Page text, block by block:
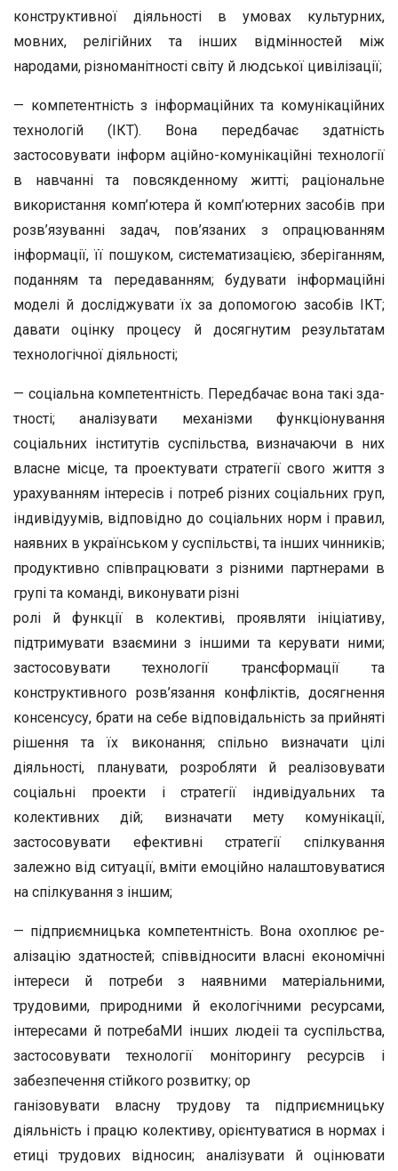
конструктивної діяльності в умовах культурних,
мовних, релігійних та інших відмінностей між
народами, різно­манітності світу й людської цивілізації;
— компетентність з інформаційних та комунікаційних
технологій (ІКТ). Вона передбачає здатність
застосовувати інформ аційно-комунікаційні технології
в навчанні та повсякденному житті; раціональне
використання комп’ю­тера й комп’ютерних засобів при
розв’язуванні задач, по­в’язаних з опрацюванням
інформації, її пошуком, система­тизацією, зберіганням,
поданням та передаванням; будува­ти інформаційні
моделі й досліджувати їх за допомогою засобів ІКТ;
давати оцінку процесу й досягнутим результа­там
технологічної діяльності;
— соціальна компетентність. Передбачає вона такі зда­
тності; аналізувати механізми функціонування
соціальних інститутів суспільства, визначаючи в них
власне місце, та проектувати стратегії свого життя з
урахуванням інтересів і потреб різних соціальних груп,
індивідуумів, відповідно до соціальних норм і правил,
наявних в українськом у суспільстві, та інших чинників;
продуктивно співпрацюва­ти з різними партнерами в
групі та команді, виконувати різні
ролі й функції в колективі, проявляти ініціативу,
підтри­мувати взаємини з іншими та керувати ними;
застосовува­ти технології трансформації та
конструктивного розв’язан­ня конфліктів, досягнення
консенсусу, брати на себе відпо­відальність за прийняті
рішення та їх виконання; спільно визначати цілі
діяльності, планувати, розробляти й реалі­зовувати
соціальні проекти і стратегії індивідуальних та
колективних дій; визначати мету комунікації,
застосовува­ти ефективні стратегії спілкування
залежно від ситуації, вміти емоційно налаштовуватися
на спілкування з іншим;
— підприємницька компетентність. Вона охоплює ре­
алізацію здатностей; співвідносити власні економічні
інте­реси й потреби з наявними матеріальними,
трудовими, при­родними й екологічними ресурсами,
інтересами й потребаМИ інших людеіі та суспільства,
застосовувати технології моніторингу ресурсів і
забезпечення стійкого розвитку; ор­
ганізовувати власну трудову та підприємницьку
діяльність і працю колективу, орієнтуватися в нормах і
етиці трудо­вих відносин; аналізувати й оцінювати